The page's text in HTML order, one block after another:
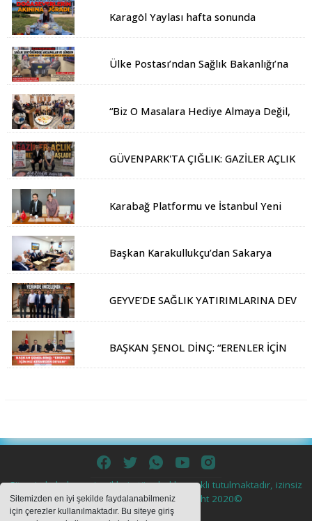
Sitemizden en iyi şekilde faydalanabilmeniz
için çerezler kullanılmaktadır. Bu siteye giriş
Karagöl Yaylası hafta sonunda
Ülke Postası’ndan Sağlık Bakanlığı’na
“Biz O Masalara Hediye Almaya Değil,
GÜVENPARK'TA ÇIĞLIK: GAZİLER AÇLIK
Karabağ Platformu ve İstanbul Yeni
Birliği Memorandumu İmzalandı
Başkan Karakullukçu’dan Sakarya
GEYVE’DE SAĞLIK YATIRIMLARINA DEV
KAYHAN ÖZDEMİR VE SAHA HEYETİ
BAŞKAN ŞENOL DİNÇ: “ERENLER İÇİN
Sitemizde bulunan içeriklerin tüm hakları saklı tutulmaktadır, izinsiz
içerikler kullanılamaz. Copyright 2020©